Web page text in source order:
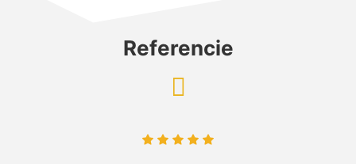
Referencie